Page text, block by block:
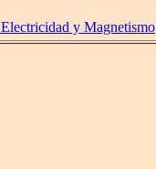
Electricidad y Magnetismo